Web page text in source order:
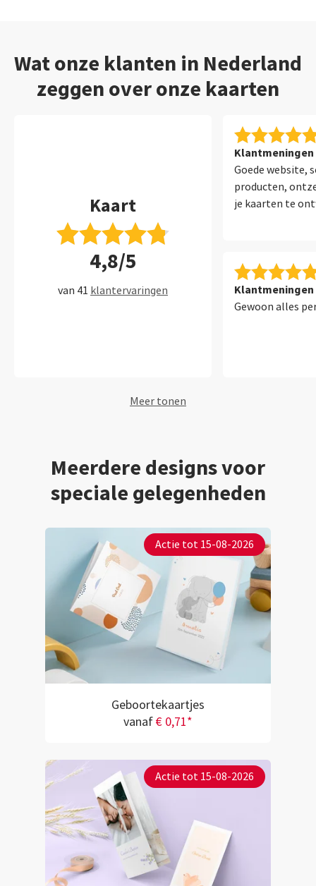
Wat onze klanten in Nederland
zeggen over onze kaarten
Kaart
4,8/5
van 41 klantervaringen
Klantmeningen
Goede website,
producten,
je kaarten te
Klantmeningen
Gewoon alles
Meer tonen
Meerdere designs voor
speciale gelegenheden
Actie tot 15-08-2026
Geboortekaartjes
vanaf€ 0,71*
Actie tot 15-08-2026